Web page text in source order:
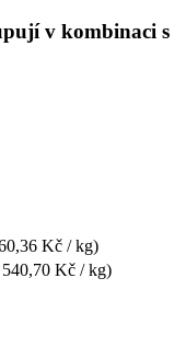
v kombinaci s
Kč / kg)
Kč / kg)